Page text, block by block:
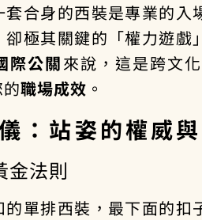
合身的西裝是專業的
極其關鍵的「權力遊戲
際公關來說，這是跨文
職場成效 。
：站姿的權威
金法則
單排西裝，最下面的